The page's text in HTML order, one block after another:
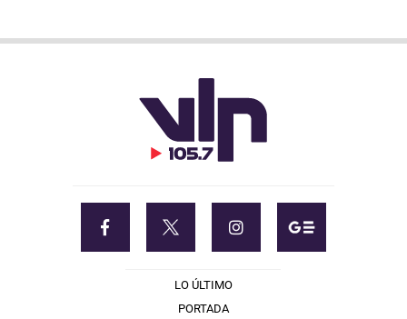
LO ÚLTIMO
PORTADA